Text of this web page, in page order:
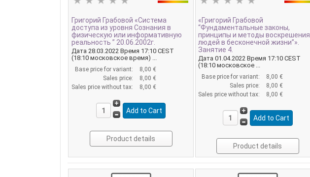
Григорий Грабовой «Система
доступа из уровня Сознания в
физическую или информативную
реальность ” 20.06.2002г.
Дата 28.03.2022 Время 17:10 CEST
(18:10 московское время) ...
Base price for variant:
8,00 €
Sales price:
8,00 €
Sales price without tax:
8,00 €
Product details
«Григорий Грабовой
“Фундаментальные законы,
принципы и методы воскрешения
людей в бесконечной жизни”».
Занятие 4.
Дата 01.04.2022 Время 17:10 CEST
(18:10 московское ...
Base price for variant:
8,00 €
Sales price:
8,00 €
Sales price without tax:
8,00 €
Product details